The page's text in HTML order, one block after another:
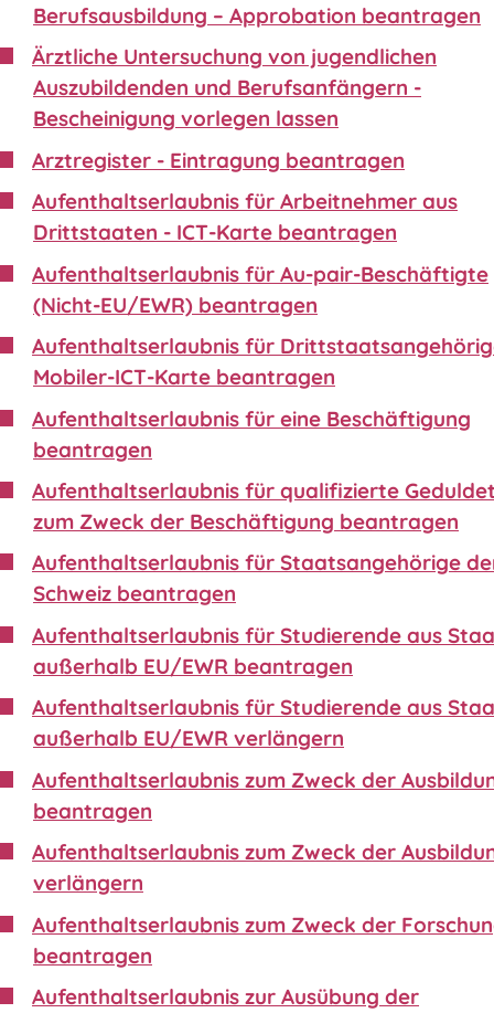
Berufsausbildung – Approbation beantragen
Ärztliche Untersuchung von jugendlichen
Auszubildenden und Berufsanfängern -
Bescheinigung vorlegen lassen
Arztregister - Eintragung beantragen
Aufenthaltserlaubnis für Arbeitnehmer aus
Drittstaaten - ICT-Karte beantragen
Aufenthaltserlaubnis für Au-pair-Beschäftigte
(Nicht-EU/EWR) beantragen
Aufenthaltserlaubnis für
Mobiler-ICT-Karte beantragen
Aufenthaltserlaubnis für eine Beschäftigung
beantragen
Aufenthaltserlaubnis für qualifizierte
zum Zweck der Beschäftigung beantragen
Aufenthaltserlaubnis für Staatsangehörige
Schweiz beantragen
Aufenthaltserlaubnis für Studierende aus
außerhalb EU/EWR beantragen
Aufenthaltserlaubnis für Studierende aus
außerhalb EU/EWR verlängern
Aufenthaltserlaubnis zum Zweck der
beantragen
Aufenthaltserlaubnis zum Zweck der
verlängern
Aufenthaltserlaubnis zum Zweck der
beantragen
Aufenthaltserlaubnis zur Ausübung der